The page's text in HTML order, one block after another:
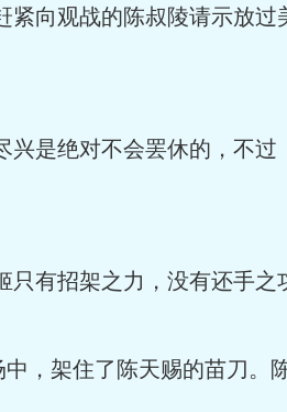
向观战的陈叔陵请示放
是绝对不会罢休的，不过
有招架之力，没有还手之
，架住了陈天赐的苗刀。